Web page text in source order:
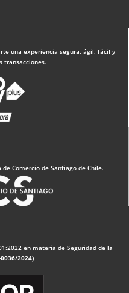
una experiencia segura, ágil, fácil y
transacciones.
Comercio de Santiago de Chile.
en materia de Seguridad de la
0036/2024)